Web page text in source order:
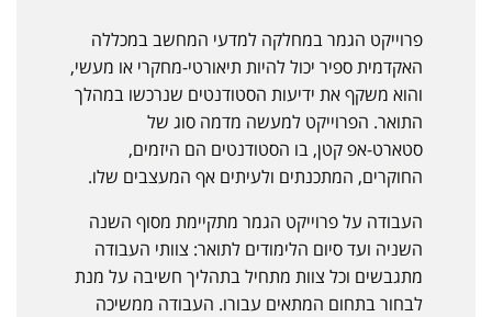
פרוייקט הגמר במחלקה למדעי המחשב במכללה
האקדמית ספיר יכול להיות תיאורטי-מחקרי או מעשי,
והוא משקף את ידיעות הסטודנטים שנרכשו במהלך
התואר. הפרוייקט למעשה מדמה סוג של
סטארט-אפ קטן, בו הסטודנטים הם היזמים,
החוקרים, המתכנתים ולעיתים אף המעצבים שלו.
העבודה על פרוייקט הגמר מתקיימת מסוף השנה
השניה ועד סיום הלימודים לתואר: צוותי העבודה
מתגבשים וכל צוות מתחיל בתהליך חשיבה על מנת
לבחור בתחום המתאים עבורו. העבודה ממשיכה